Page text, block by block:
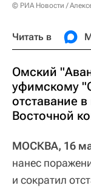
© РИА Новости /
Читать в
Омский
уфимскому
отставание
Восточной
МОСКВА, 16
нанес
и сократил